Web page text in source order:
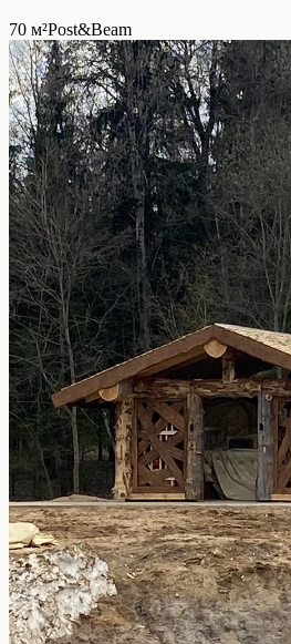
70 м²Post&Beam